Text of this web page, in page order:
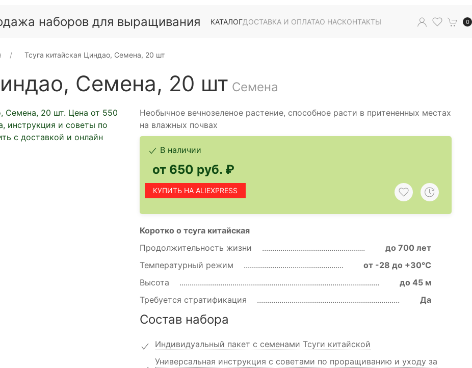
КАТАЛОГДОСТАВКА И ОПЛАТАО НАСКОНТАКТЫ 0
Тсуга китайская Циндао, Семена, 20 шт
Семена, 20 шт Семена
Необычное вечнозеленое растение, способное расти в притененных местах
на влажных почвах
В наличии
от 650 руб. ₽
КУПИТЬ НА ALIEXPRESS
Коротко о тсуга китайская
Продолжительность жизни
до 700 лет
Температурный режим
от -28 до +30℃
Высота
до 45 м
Требуется стратификация
Да
Состав набора
Индивидуальный пакет с семенами Тсуги китайской
Универсальная инструкция с советами по проращиванию и уходу за